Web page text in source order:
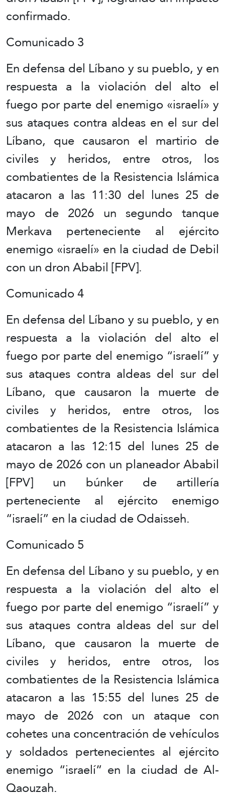
confirmado.
Comunicado 3
En defensa del Líbano y su pueblo, y en
respuesta a la violación del alto el
fuego por parte del enemigo «israelí» y
sus ataques contra aldeas en el sur del
Líbano, que causaron el martirio de
civiles y heridos, entre otros, los
combatientes de la Resistencia Islámica
atacaron a las 11:30 del lunes 25 de
mayo de 2026 un segundo tanque
Merkava perteneciente al ejército
enemigo «israelí» en la ciudad de Debil
con un dron Ababil [FPV].
Comunicado 4
En defensa del Líbano y su pueblo, y en
respuesta a la violación del alto el
fuego por parte del enemigo “israelí” y
sus ataques contra aldeas del sur del
Líbano, que causaron la muerte de
civiles y heridos, entre otros, los
combatientes de la Resistencia Islámica
atacaron a las 12:15 del lunes 25 de
mayo de 2026 con un planeador Ababil
[FPV] un búnker de artillería
perteneciente al ejército enemigo
“israelí” en la ciudad de Odaisseh.
Comunicado 5
En defensa del Líbano y su pueblo, y en
respuesta a la violación del alto el
fuego por parte del enemigo “israelí” y
sus ataques contra aldeas del sur del
Líbano, que causaron la muerte de
civiles y heridos, entre otros, los
combatientes de la Resistencia Islámica
atacaron a las 15:55 del lunes 25 de
mayo de 2026 con un ataque con
cohetes una concentración de vehículos
y soldados pertenecientes al ejército
enemigo “israelí” en la ciudad de Al-
Qaouzah.